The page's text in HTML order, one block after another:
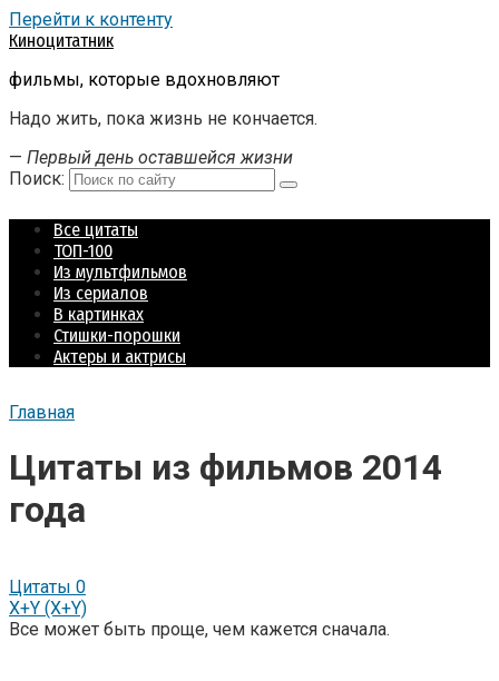
Перейти к контенту
Киноцитатник
фильмы, которые вдохновляют
Надо жить, пока жизнь не кончается.
— Первый день оставшейся жизни
Поиск:
Все цитаты
ТОП-100
Из мультфильмов
Из сериалов
В картинках
Стишки-порошки
Актеры и актрисы
Главная
Цитаты из фильмов 2014
года
Цитаты 0
X+Y (X+Y)
Все может быть проще, чем кажется сначала.